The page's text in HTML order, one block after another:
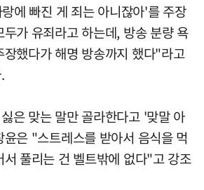
에 빠진 게 죄는 아니잖아'를 주장
가 유죄라고 하는데, 방송 분량 욕
장했다가 해명 방송까지 했다"라고
은 맞는 말만 골라한다고 '맞말 아
은 "스트레스를 받아서 음식을 먹
서 풀리는 건 벨트밖에 없다"고 강조